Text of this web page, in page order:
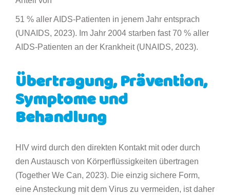
51 % aller AIDS-Patienten in jenem Jahr entsprach
(UNAIDS, 2023). Im Jahr 2004 starben fast 70 % aller
AIDS-Patienten an der Krankheit (UNAIDS, 2023).
Übertragung, Prävention,
Symptome und
Behandlung
HIV wird durch den direkten Kontakt mit oder durch
den Austausch von Körperflüssigkeiten übertragen
(Together We Can, 2023). Die einzig sichere Form,
eine Ansteckung mit dem Virus zu vermeiden, ist daher